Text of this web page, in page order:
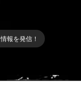
報を発信！